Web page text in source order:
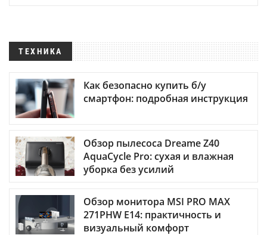
ТЕХНИКА
Как безопасно купить б/у
смартфон: подробная инструкция
Обзор пылесоса Dreame Z40
AquaCycle Pro: сухая и влажная
уборка без усилий
Обзор монитора MSI PRO MAX
271PHW E14: практичность и
визуальный комфорт